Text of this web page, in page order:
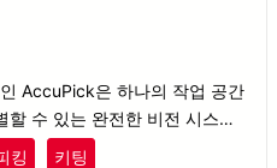
AccuPick은 하나의 작업 공간
수 있는 완전한 비전 시스템
킹 키팅